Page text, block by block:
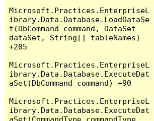
Microsoft.Practices.EnterpriseL
ibrary.Data.Database.LoadDataSe
t(DbCommand command, DataSet
dataSet, String[] tableNames)
+205
Microsoft.Practices.EnterpriseL
ibrary.Data.Database.ExecuteDat
aSet(DbCommand command) +90
Microsoft.Practices.EnterpriseL
ibrary.Data.Database.ExecuteDat
aSet(CommandType commandType,